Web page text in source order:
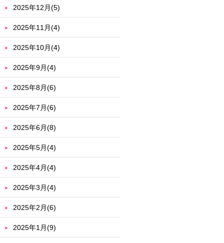
2025年12月(5)
2025年11月(4)
2025年10月(4)
2025年9月(4)
2025年8月(6)
2025年7月(6)
2025年6月(8)
2025年5月(4)
2025年4月(4)
2025年3月(4)
2025年2月(6)
2025年1月(9)